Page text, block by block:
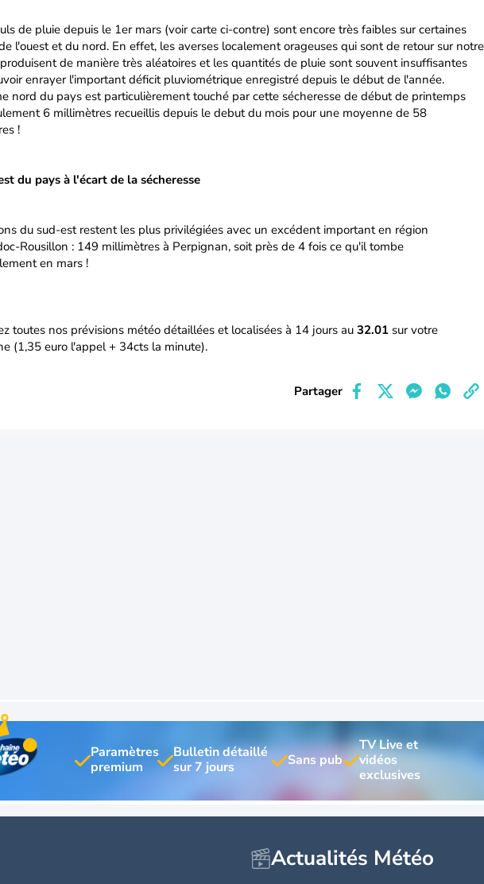
de pluie depuis le 1er mars (voir carte ci-contre) sont encore très faibles sur certaines
l'ouest et du nord. En effet, les averses localement orageuses qui sont de retour sur notre
de manière très aléatoires et les quantités de pluie sont souvent insuffisantes
enrayer l'important déficit pluviométrique enregistré depuis le début de l'année.
nord du pays est particulièrement touché par cette sécheresse de début de printemps
6 millimètres recueillis depuis le debut du mois pour une moyenne de 58
!
du pays à l'écart de la sécheresse
du sud-est restent les plus privilégiées avec un excédent important en région
Rousillon : 149 millimètres à Perpignan, soit près de 4 fois ce qu'il tombe
en mars !
toutes nos prévisions météo détaillées et localisées à 14 jours au 32.01 sur votre
(1,35 euro l'appel + 34cts la minute).
Partager
Paramètres
Bulletin détaillé
TV Live et
vidéos
Actualités Météo